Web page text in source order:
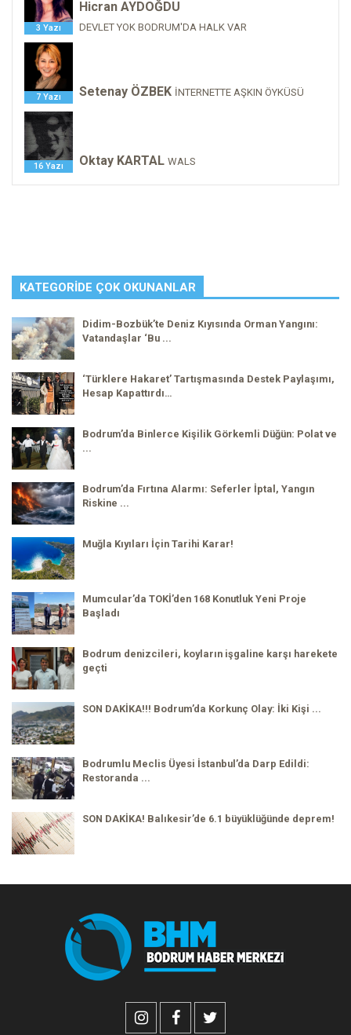
3 Yazı
Hicran AYDOĞDU
DEVLET YOK BODRUM'DA HALK VAR
7 Yazı Setenay ÖZBEK İNTERNETTE AŞKIN ÖYKÜSÜ
16 Yazı Oktay KARTAL WALS
KATEGORIDE ÇOK OKUNANLAR
Didim-Bozbük’te Deniz Kıyısında Orman Yangını:
Vatandaşlar ‘Bu ...
‘Türklere Hakaret’ Tartışmasında Destek Paylaşımı,
Hesap Kapattırdı…
Bodrum’da Binlerce Kişilik Görkemli Düğün: Polat ve
...
Bodrum’da Fırtına Alarmı: Seferler İptal, Yangın
Riskine ...
Muğla Kıyıları İçin Tarihi Karar!
Mumcular’da TOKİ’den 168 Konutluk Yeni Proje
Başladı
Bodrum denizcileri, koyların işgaline karşı harekete
geçti
SON DAKİKA!!! Bodrum’da Korkunç Olay: İki Kişi ...
Bodrumlu Meclis Üyesi İstanbul’da Darp Edildi:
Restoranda ...
SON DAKİKA! Balıkesir’de 6.1 büyüklüğünde deprem!